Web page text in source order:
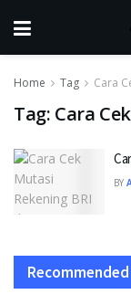
Home Tag Cara
Tag: Cara
BY
Recommended